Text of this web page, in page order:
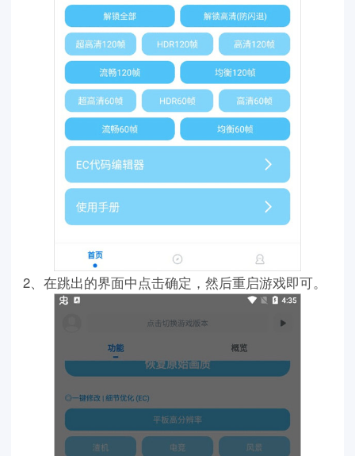
2、在跳出的界面中点击确定，然后重启游戏即可。